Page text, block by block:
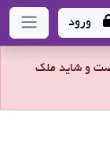
املاک
ورود
شده است و شاید ملک